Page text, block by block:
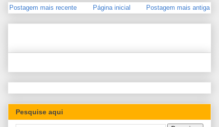
Postagem mais recente Postagem mais antiga
Página inicial
Pesquise aqui